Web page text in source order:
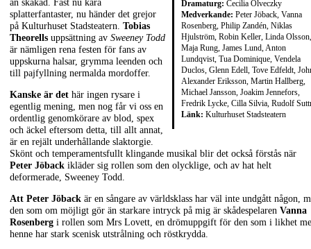
Dramaturg: Cecilia Ölveczky
Medverkande: Peter Jöback, Vanna
Rosenberg, Philip Zandén, Niklas
Hjulström, Robin Keller, Linda Olsson,
Maja Rung, James Lund, Anton
Lundqvist, Tua Dominique, Vendela
Duclos, Glenn Edell, Tove Edfeldt,
Alexander Eriksson, Martin Hallberg,
Michael Jansson, Joakim Jennefors,
Fredrik Lycke, Cilla Silvia, Rudolf
Länk: Kulturhuset Stadsteatern
än skakad. Fast nu kära
splatterfantaster, nu händer det grejor
på Kulturhuset Stadsteatern. Tobias
Theorells uppsättning av Sweeney Todd
är nämligen rena festen för fans av
uppskurna halsar, grymma leenden och
till pajfyllning nermalda mordoffer.
Kanske är det här ingen rysare i
egentlig mening, men nog får vi oss en
ordentlig genomkörare av blod, spex
och äckel eftersom detta, till allt annat,
är en rejält underhållande slaktorgie.
Skönt och temperamentsfullt klingande musikal blir det också förstås när
Peter Jöback ikläder sig rollen som den olycklige, och av hat helt
deformerade, Sweeney Todd.
Att Peter Jöback är en sångare av världsklass har väl inte undgått någon,
den som om möjligt gör än starkare intryck på mig är skådespelaren Vanna
Rosenberg i rollen som Mrs Lovett, en drömuppgift för den som i likhet
henne har stark scenisk utstrålning och röstkrydda.